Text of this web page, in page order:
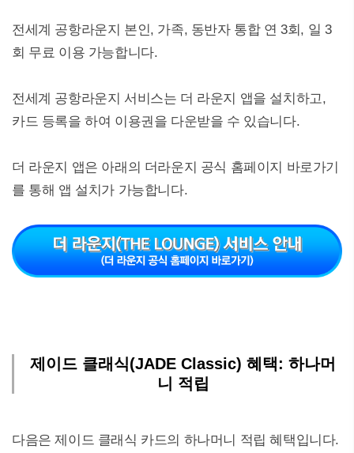
전세계 공항라운지 본인, 가족, 동반자 통합 연 3회, 일 3
회 무료 이용 가능합니다.
전세계 공항라운지 서비스는 더 라운지 앱을 설치하고,
카드 등록을 하여 이용권을 다운받을 수 있습니다.
더 라운지 앱은 아래의 더라운지 공식 홈페이지 바로가기
를 통해 앱 설치가 가능합니다.
제이드 클래식(JADE Classic) 혜택: 하나머
니 적립
다음은 제이드 클래식 카드의 하나머니 적립 혜택입니다.